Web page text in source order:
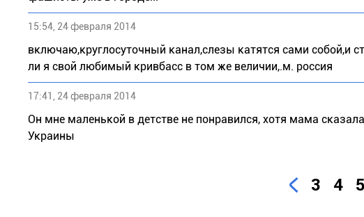
15:54, 24 февраля 2014
включаю,круглосуточный канал,слезы катятся сами собой,и
ли я свой любимый кривбасс в том же величии,.м. россия
17:41, 24 февраля 2014
Он мне маленькой в детстве не понравился, хотя мама
Украины
3 4 5